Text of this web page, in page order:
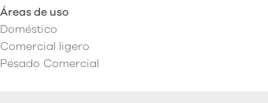
Áreas de uso
Doméstico
Comercial ligero
Pesado Comercial